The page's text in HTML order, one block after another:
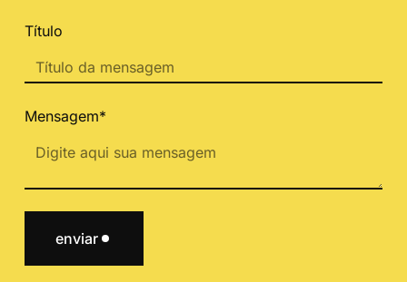
Título
Mensagem*
enviar